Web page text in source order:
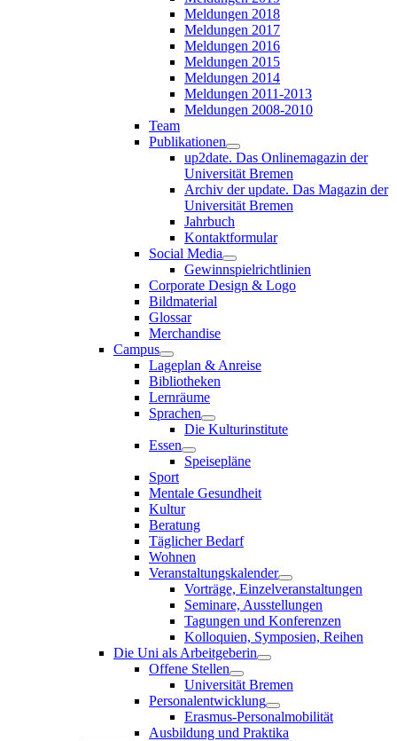
Meldungen 2018
Meldungen 2017
Meldungen 2016
Meldungen 2015
Meldungen 2014
Meldungen 2011-2013
Meldungen 2008-2010
Team
Publikationen
up2date. Das Onlinemagazin der
Universität Bremen
Archiv der update. Das Magazin der
Universität Bremen
Jahrbuch
Kontaktformular
Social Media
Gewinnspielrichtlinien
Corporate Design & Logo
Bildmaterial
Glossar
Merchandise
Campus
Lageplan & Anreise
Bibliotheken
Lernräume
Sprachen
Die Kulturinstitute
Essen
Speisepläne
Sport
Mentale Gesundheit
Kultur
Beratung
Täglicher Bedarf
Wohnen
Veranstaltungskalender
Vorträge, Einzelveranstaltungen
Seminare, Ausstellungen
Tagungen und Konferenzen
Kolloquien, Symposien, Reihen
Die Uni als Arbeitgeberin
Offene Stellen
Universität Bremen
Personalentwicklung
Erasmus-Personalmobilität
Ausbildung und Praktika